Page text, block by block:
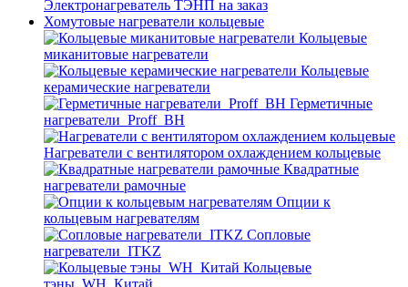
Электронагреватель ТЭНП на заказ
Хомутовые нагреватели кольцевые
Кольцевые
миканитовые нагреватели
Кольцевые
керамические нагреватели
Герметичные
нагреватели_Proff_BH
Нагреватели с вентилятором охлаждением кольцевые
Квадратные
нагреватели рамочные
Опции к
кольцевым нагревателям
Cопловые
нагреватели_ITKZ
Кольцевые
тэны_WH_Китай